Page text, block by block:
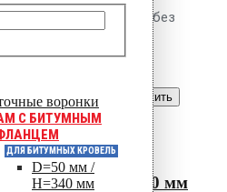
воронки
C БИТУМНЫМ
ДЛЯ БИТУМНЫХ КРОВЕЛЬ
D=50 мм /
H=340 мм
Croco B 600 мм (без
в корзину Продолжить
далее
просмотр
Croco B 600 мм